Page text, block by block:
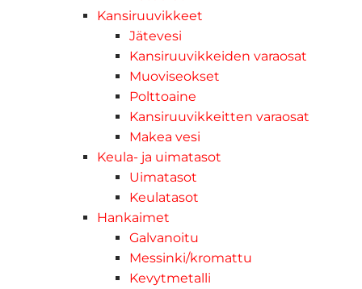
Kansiruuvikkeet
Jätevesi
Kansiruuvikkeiden varaosat
Muoviseokset
Polttoaine
Kansiruuvikkeitten varaosat
Makea vesi
Keula- ja uimatasot
Uimatasot
Keulatasot
Hankaimet
Galvanoitu
Messinki/kromattu
Kevytmetalli